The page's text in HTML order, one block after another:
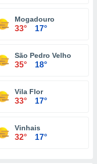
Mogadouro
33° 17°
São Pedro Velho
35° 18°
Vila Flor
33° 17°
Vinhais
32° 17°